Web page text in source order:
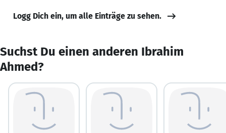
Logg Dich ein, um alle Einträge zu sehen.
Suchst Du einen anderen Ibrahim
Ahmed?